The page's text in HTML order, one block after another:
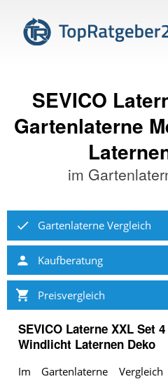
SEVICO
Gartenlaterne
im
Gartenlaterne Vergleich
Kaufberatung
Preisvergleich
SEVICO Laterne XXL Set
Windlicht Laternen Deko
Im Gartenlaterne